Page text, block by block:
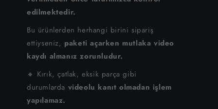
edilmektedir.
Bu ürünlerden herhangi birini sipariş
ettiyseniz, paketi açarken mutlaka video
kaydı almanız zorunludur.
🔸 Kırık, çatlak, eksik parça gibi
durumlarda videolu kanıt olmadan işlem
yapılamaz.